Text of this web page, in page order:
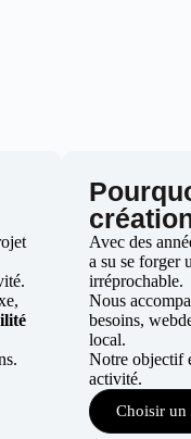
Avec des
a su se forger
irréprochable.
Nous
besoins,
local.
Notre objectif
activité.
Choisir un